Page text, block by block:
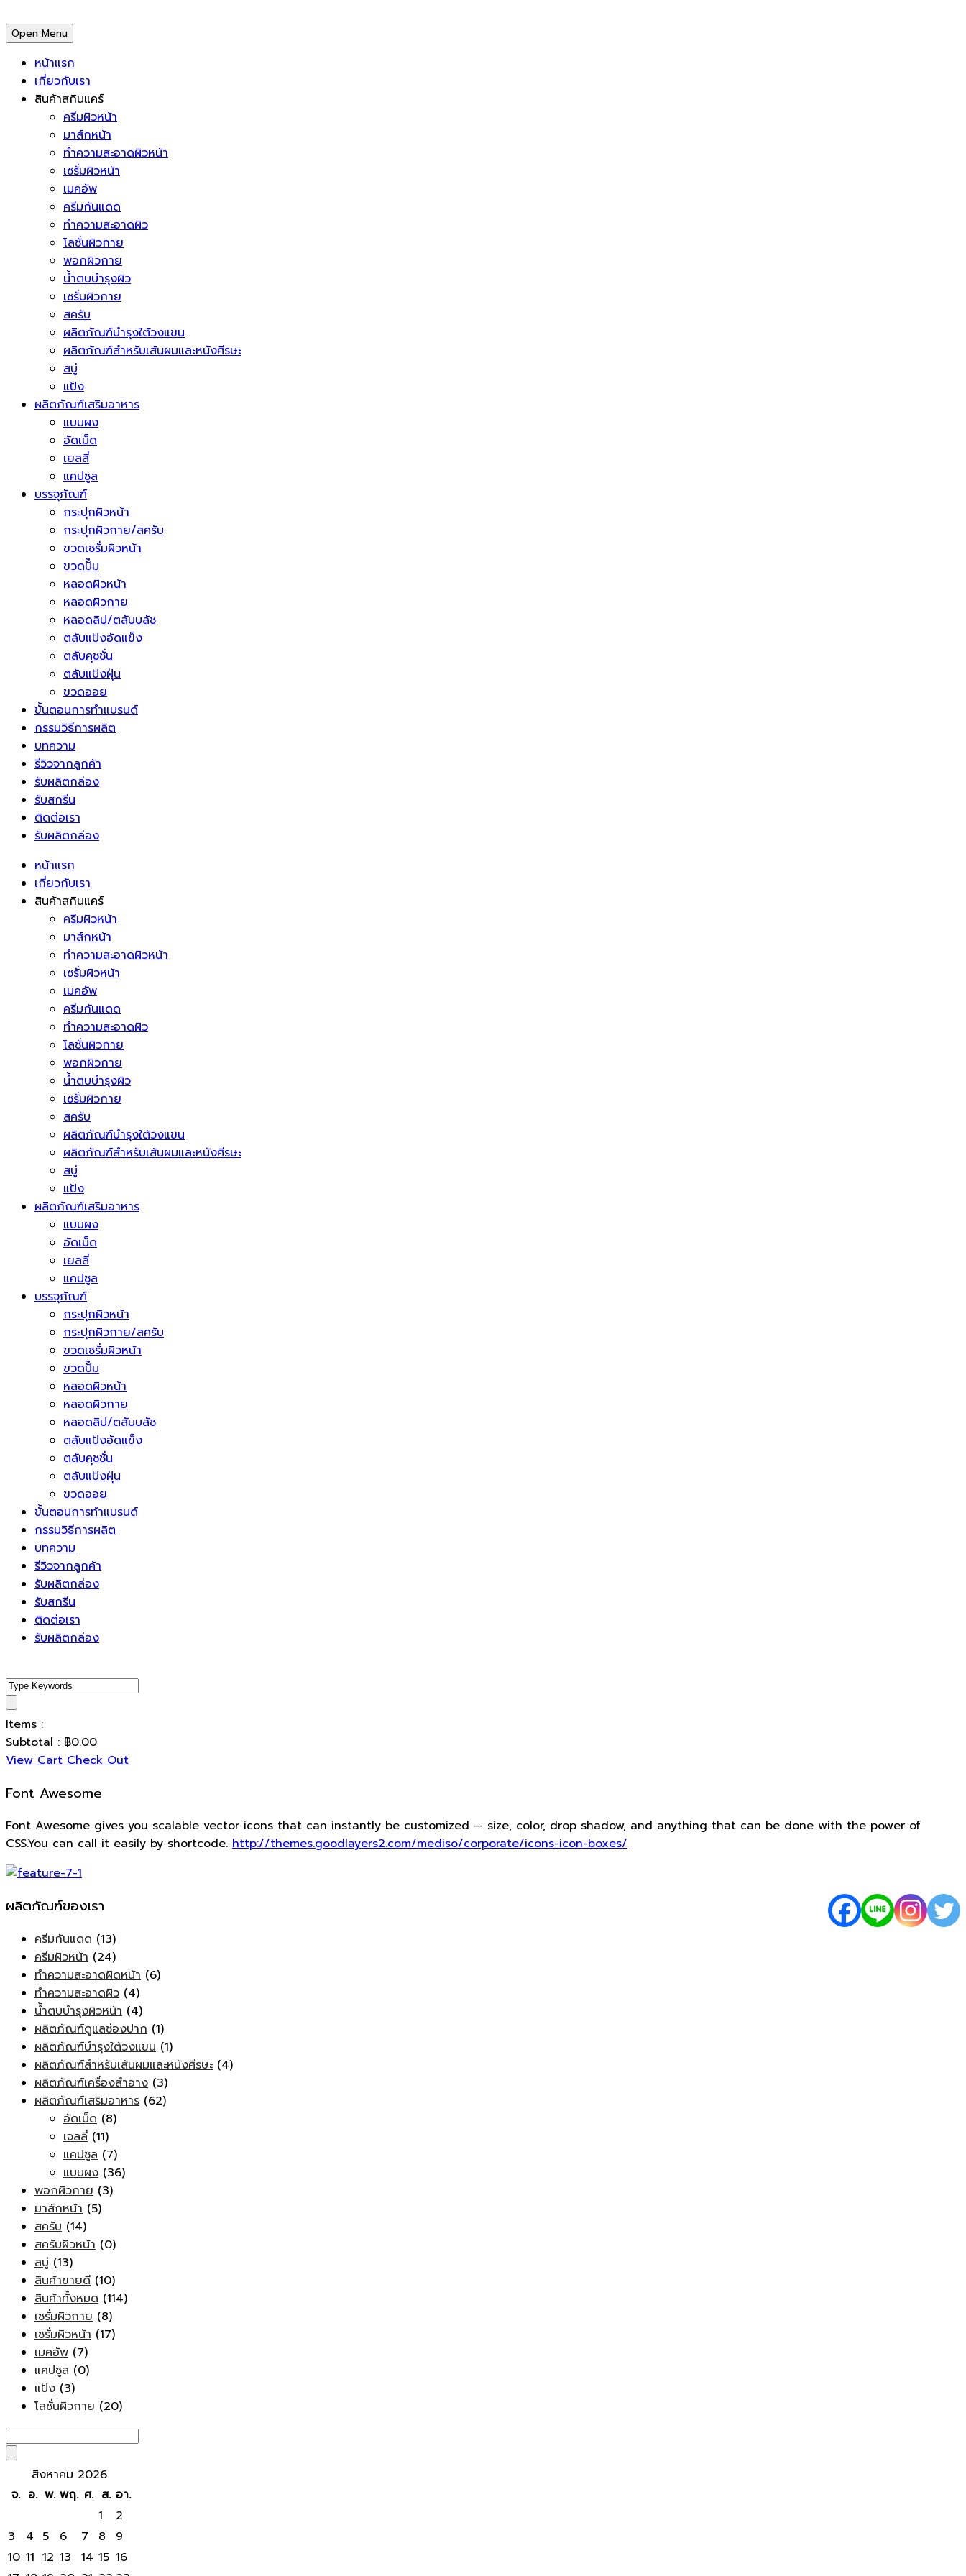
Open Menu
หน้าแรก
เกี่ยวกับเรา
สินค้าสกินแคร์
ครีมผิวหน้า
มาส์กหน้า
ทำความสะอาดผิวหน้า
เซรั่มผิวหน้า
เมคอัพ
ครีมกันแดด
ทำความสะอาดผิว
โลชั่นผิวกาย
พอกผิวกาย
น้ำตบบำรุงผิว
เซรั่มผิวกาย
สครับ
ผลิตภัณฑ์บำรุงใต้วงแขน
ผลิตภัณฑ์สำหรับเส้นผมและหนังศีรษะ
สบู่
แป้ง
ผลิตภัณฑ์เสริมอาหาร
แบบผง
อัดเม็ด
เยลลี่
แคปซูล
บรรจุภัณฑ์
กระปุกผิวหน้า
กระปุกผิวกาย/สครับ
ขวดเซรั่มผิวหน้า
ขวดปั๊ม
หลอดผิวหน้า
หลอดผิวกาย
หลอดลิป/ตลับบลัช
ตลับแป้งอัดแข็ง
ตลับคุชชั่น
ตลับแป้งฝุ่น
ขวดออย
ขั้นตอนการทำแบรนด์
กรรมวิธีการผลิต
บทความ
รีวิวจากลูกค้า
รับผลิตกล่อง
รับสกรีน
ติดต่อเรา
รับผลิตกล่อง
หน้าแรก
เกี่ยวกับเรา
สินค้าสกินแคร์
ครีมผิวหน้า
มาส์กหน้า
ทำความสะอาดผิวหน้า
เซรั่มผิวหน้า
เมคอัพ
ครีมกันแดด
ทำความสะอาดผิว
โลชั่นผิวกาย
พอกผิวกาย
น้ำตบบำรุงผิว
เซรั่มผิวกาย
สครับ
ผลิตภัณฑ์บำรุงใต้วงแขน
ผลิตภัณฑ์สำหรับเส้นผมและหนังศีรษะ
สบู่
แป้ง
ผลิตภัณฑ์เสริมอาหาร
แบบผง
อัดเม็ด
เยลลี่
แคปซูล
บรรจุภัณฑ์
กระปุกผิวหน้า
กระปุกผิวกาย/สครับ
ขวดเซรั่มผิวหน้า
ขวดปั๊ม
หลอดผิวหน้า
หลอดผิวกาย
หลอดลิป/ตลับบลัช
ตลับแป้งอัดแข็ง
ตลับคุชชั่น
ตลับแป้งฝุ่น
ขวดออย
ขั้นตอนการทำแบรนด์
กรรมวิธีการผลิต
บทความ
รีวิวจากลูกค้า
รับผลิตกล่อง
รับสกรีน
ติดต่อเรา
รับผลิตกล่อง
Items :
Subtotal : ฿0.00
View CartCheck Out
Font Awesome
Font Awesome gives you scalable vector icons that can instantly be customized — size, color, drop shadow, and anything that can be done with the power of
CSS.You can call it easily by shortcode. http://themes.goodlayers2.com/mediso/corporate/icons-icon-boxes/
ผลิตภัณฑ์ของเรา
ครีมกันแดด (13)
ครีมผิวหน้า (24)
ทำความสะอาดผิดหน้า (6)
ทำความสะอาดผิว (4)
น้ำตบบำรุงผิวหน้า (4)
ผลิตภัณฑ์ดูแลช่องปาก (1)
ผลิตภัณฑ์บำรุงใต้วงแขน (1)
ผลิตภัณฑ์สำหรับเส้นผมและหนังศีรษะ (4)
ผลิตภัณฑ์เครื่องสำอาง (3)
ผลิตภัณฑ์เสริมอาหาร (62)
อัดเม็ด (8)
เจลลี่ (11)
แคปซูล (7)
แบบผง (36)
พอกผิวกาย (3)
มาส์กหน้า (5)
สครับ (14)
สครับผิวหน้า (0)
สบู่ (13)
สินค้าขายดี (10)
สินค้าทั้งหมด (114)
เซรั่มผิวกาย (8)
เซรั่มผิวหน้า (17)
เมคอัพ (7)
แคปซูล (0)
แป้ง (3)
โลชั่นผิวกาย (20)
สิงหาคม 2026
จ. อ. พ. พฤ. ศ. ส. อา.
1
2
3
4 5 6 7 8
9
10 11 12 13 14 15 16